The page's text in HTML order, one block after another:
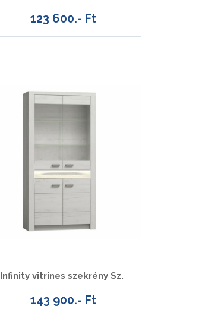
123 600.- Ft
Infinity vitrines szekrény Sz.
143 900.- Ft